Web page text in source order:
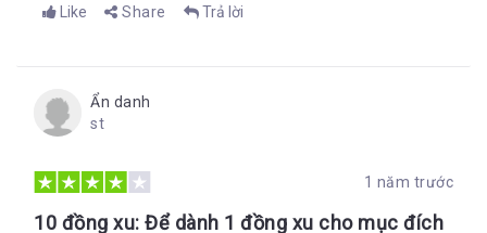
Like Share Trả lời
Ẩn danh
st
1 năm trước
10 đồng xu: Để dành 1 đồng xu cho mục đích